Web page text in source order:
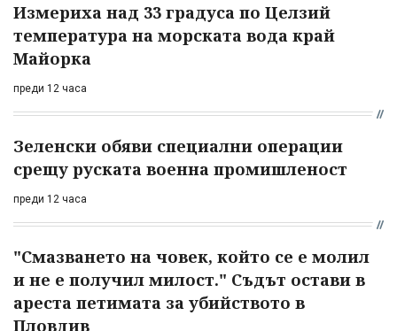
Измериха над 33 градуса по Целзий
температура на морската вода край
Майорка
преди 12 часа
Зеленски обяви специални операции
срещу руската военна промишленост
преди 12 часа
"Смазването на човек, който се е молил
и не е получил милост." Съдът остави в
ареста петимата за убийството в
Пловдив